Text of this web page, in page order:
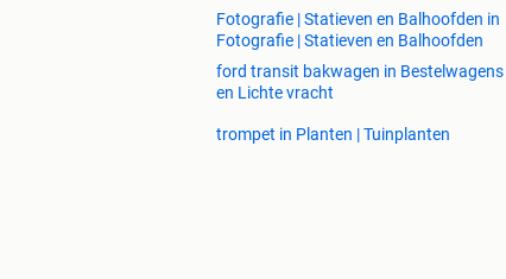
Fotografie | Statieven en Balhoofden in
Fotografie | Statieven en Balhoofden
ford transit bakwagen in Bestelwagens
en Lichte vracht
trompet in Planten | Tuinplanten